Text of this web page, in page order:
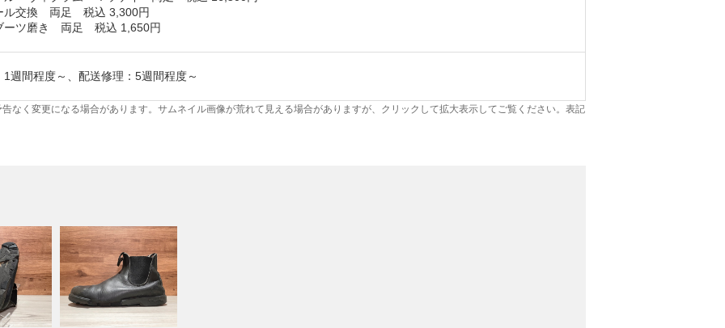
ル交換 両足 税込 3,300円
ツ磨き 両足 税込 1,650円
1週間程度～、配送修理：5週間程度～
なく変更になる場合があります。サムネイル画像が荒れて見える場合がありますが、クリックして拡大表示してご覧ください。表記